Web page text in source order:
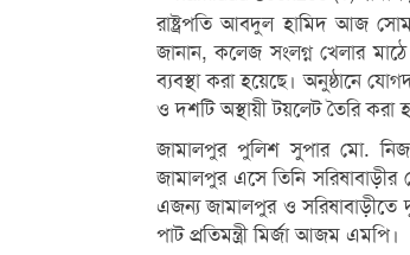
রাষ্ট্রপতি আবদুল হামিদ আজ
জানান, কলেজ সংলগ্ন খেলার মাঠে
ব্যবস্থা করা হয়েছে। অনুষ্ঠানে
ও দশটি অস্থায়ী টয়লেট তৈরি করা
জামালপুর পুলিশ সুপার মো.
জামালপুর এসে তিনি সরিষাবাড়ীর
এজন্য জামালপুর ও সরিষাবাড়ীতে
পাট প্রতিমন্ত্রী মির্জা আজম এমপি।